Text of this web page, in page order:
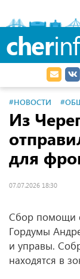
cher
#НОВОСТИ
Из
для
07.07.2026 18:30
Сбор помощи
Гордумы
и управы.
находятся в